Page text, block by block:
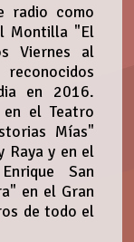
radio como
Montilla "El
Viernes al
en 2016.
el Teatro
Mías"
Raya y en el
San
en el Gran
de todo el